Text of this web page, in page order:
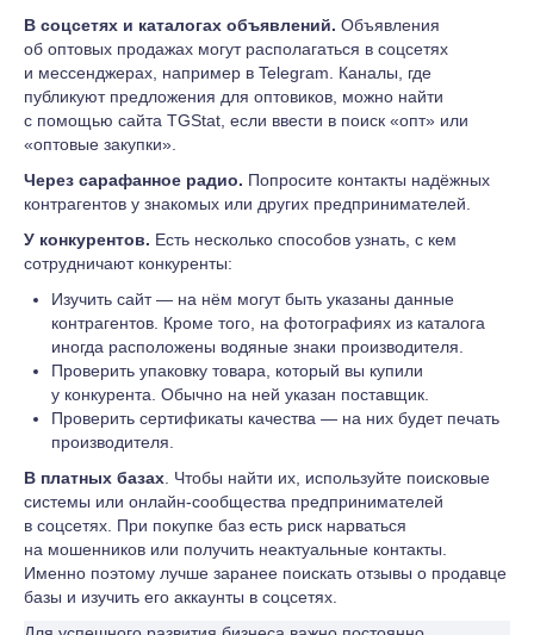
В соцсетях и каталогах объявлений. Объявления
об оптовых продажах могут располагаться в соцсетях
и мессенджерах, например в Telegram. Каналы, где
публикуют предложения для оптовиков, можно найти
с помощью сайта TGStat, если ввести в поиск «опт» или
«оптовые закупки».
Через сарафанное радио. Попросите контакты надёжных
контрагентов у знакомых или других предпринимателей.
У конкурентов. Есть несколько способов узнать, с кем
сотрудничают конкуренты:
Изучить сайт — на нём могут быть указаны данные
контрагентов. Кроме того, на фотографиях из каталога
иногда расположены водяные знаки производителя.
Проверить упаковку товара, который вы купили
у конкурента. Обычно на ней указан поставщик.
Проверить сертификаты качества — на них будет печать
производителя.
В платных базах . Чтобы найти их, используйте поисковые
системы или онлайн-сообщества предпринимателей
в соцсетях. При покупке баз есть риск нарваться
на мошенников или получить неактуальные контакты.
Именно поэтому лучше заранее поискать отзывы о продавце
базы и изучить его аккаунты в соцсетях.